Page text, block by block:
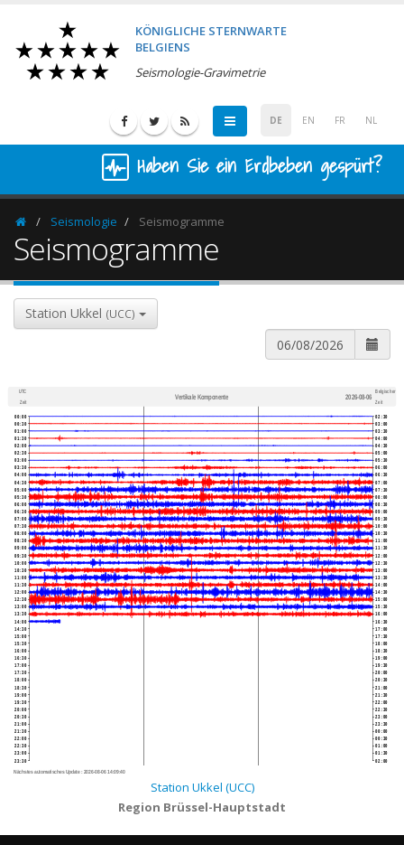
KÖNIGLICHE STERNWARTE
BELGIENS
Seismologie-Gravimetrie
DE EN FR NL
Haben Sie ein Erdbeben gespürt?
HomepageSeismologie Seismogramme
Seismogramme
Station Ukkel (UCC)
UTC
Zeit
Vertikale Komponente 2026-08-06
Belgischer
Zeit
00:00
00:30
01:00
01:30
02:00
02:30
03:00
03:30
04:00
04:30
05:00
05:30
06:00
06:30
07:00
07:30
08:00
08:30
09:00
09:30
10:00
10:30
11:00
11:30
12:00
12:30
13:00
13:30
14:00
14:30
15:00
15:30
16:00
16:30
17:00
17:30
18:00
18:30
19:00
19:30
20:00
20:30
21:00
21:30
22:00
22:30
23:00
23:30
02:30
03:00
03:30
04:00
04:30
05:00
05:30
06:00
06:30
07:00
07:30
08:00
08:30
09:00
09:30
10:00
10:30
11:00
11:30
12:00
12:30
13:00
13:30
14:00
14:30
15:00
15:30
16:00
16:30
17:00
17:30
18:00
18:30
19:00
19:30
20:00
20:30
21:00
21:30
22:00
22:30
23:00
23:30
00:00
00:30
01:00
01:30
02:00
Nächstes automatisches Update : 2026-08-06 14:09:40
Station Ukkel (UCC)
Region Brüssel-Hauptstadt